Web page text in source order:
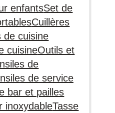
enfantsSet de
Cuillères
de cuisine
cuisineOutils et
de
de service
bar et pailles
inoxydableTasse